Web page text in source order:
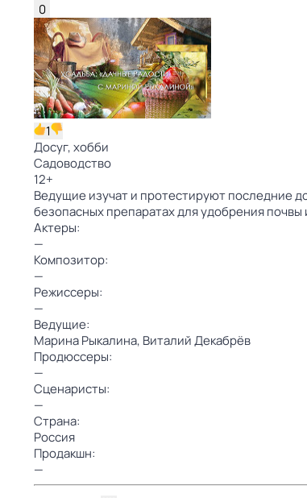
0
1
Досуг, хобби
Садоводство
12+
Ведущие изучат и протестируют последние
безопасных препаратах для удобрения
Актеры:
—
Композитор:
—
Режиссеры:
—
Ведущие:
Марина Рыкалина, Bиталий Декабрёв
Продюссеры:
—
Сценаристы:
—
Страна:
Россия
Продакшн:
—